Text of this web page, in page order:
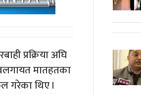
प्रक्रिया अघि
मातहतका
गरेका थिए ।